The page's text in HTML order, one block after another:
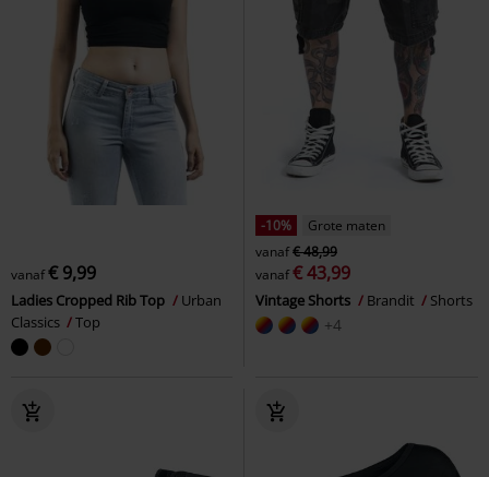
vanaf€ 9,99
Ladies Cropped Rib Top
Urban
Classics
Top
-10%
Grote maten
vanaf€ 48,99
vanaf€ 43,99
Vintage Shorts Brandit Shorts
+4